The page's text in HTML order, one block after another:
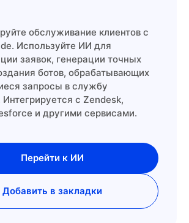
обслуживание клиентов с
Используйте ИИ для
заявок, генерации точных
ботов, обрабатывающих
запросы в службу
с Zendesk,
и другими сервисами.
Перейти к ИИ
Добавить в закладки